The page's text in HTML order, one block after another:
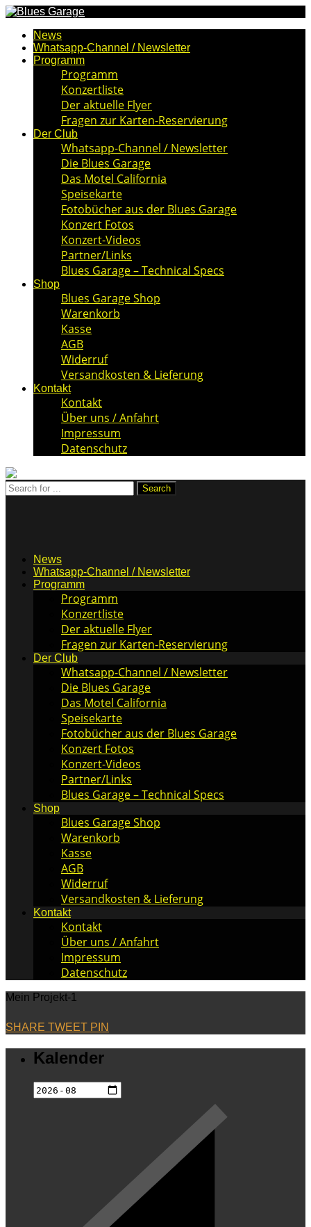
News
Whatsapp-Channel / Newsletter
Programm
Programm
Konzertliste
Der aktuelle Flyer
Fragen zur Karten-Reservierung
Der Club
Whatsapp-Channel / Newsletter
Die Blues Garage
Das Motel California
Speisekarte
Fotobücher aus der Blues Garage
Konzert Fotos
Konzert-Videos
Partner/Links
Blues Garage – Technical Specs
Shop
Blues Garage Shop
Warenkorb
Kasse
AGB
Widerruf
Versandkosten & Lieferung
Kontakt
Kontakt
Über uns / Anfahrt
Impressum
Datenschutz
News
Whatsapp-Channel / Newsletter
Programm
Programm
Konzertliste
Der aktuelle Flyer
Fragen zur Karten-Reservierung
Der Club
Whatsapp-Channel / Newsletter
Die Blues Garage
Das Motel California
Speisekarte
Fotobücher aus der Blues Garage
Konzert Fotos
Konzert-Videos
Partner/Links
Blues Garage – Technical Specs
Shop
Blues Garage Shop
Warenkorb
Kasse
AGB
Widerruf
Versandkosten & Lieferung
Kontakt
Kontakt
Über uns / Anfahrt
Impressum
Datenschutz
Mein Projekt-1
SHARE TWEET PIN
Kalender